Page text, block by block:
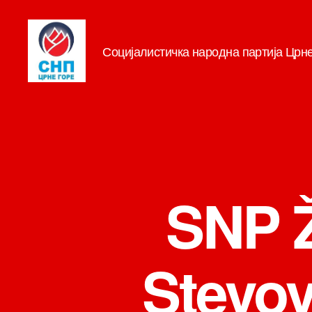
Социјалистичка народна партија
SNP